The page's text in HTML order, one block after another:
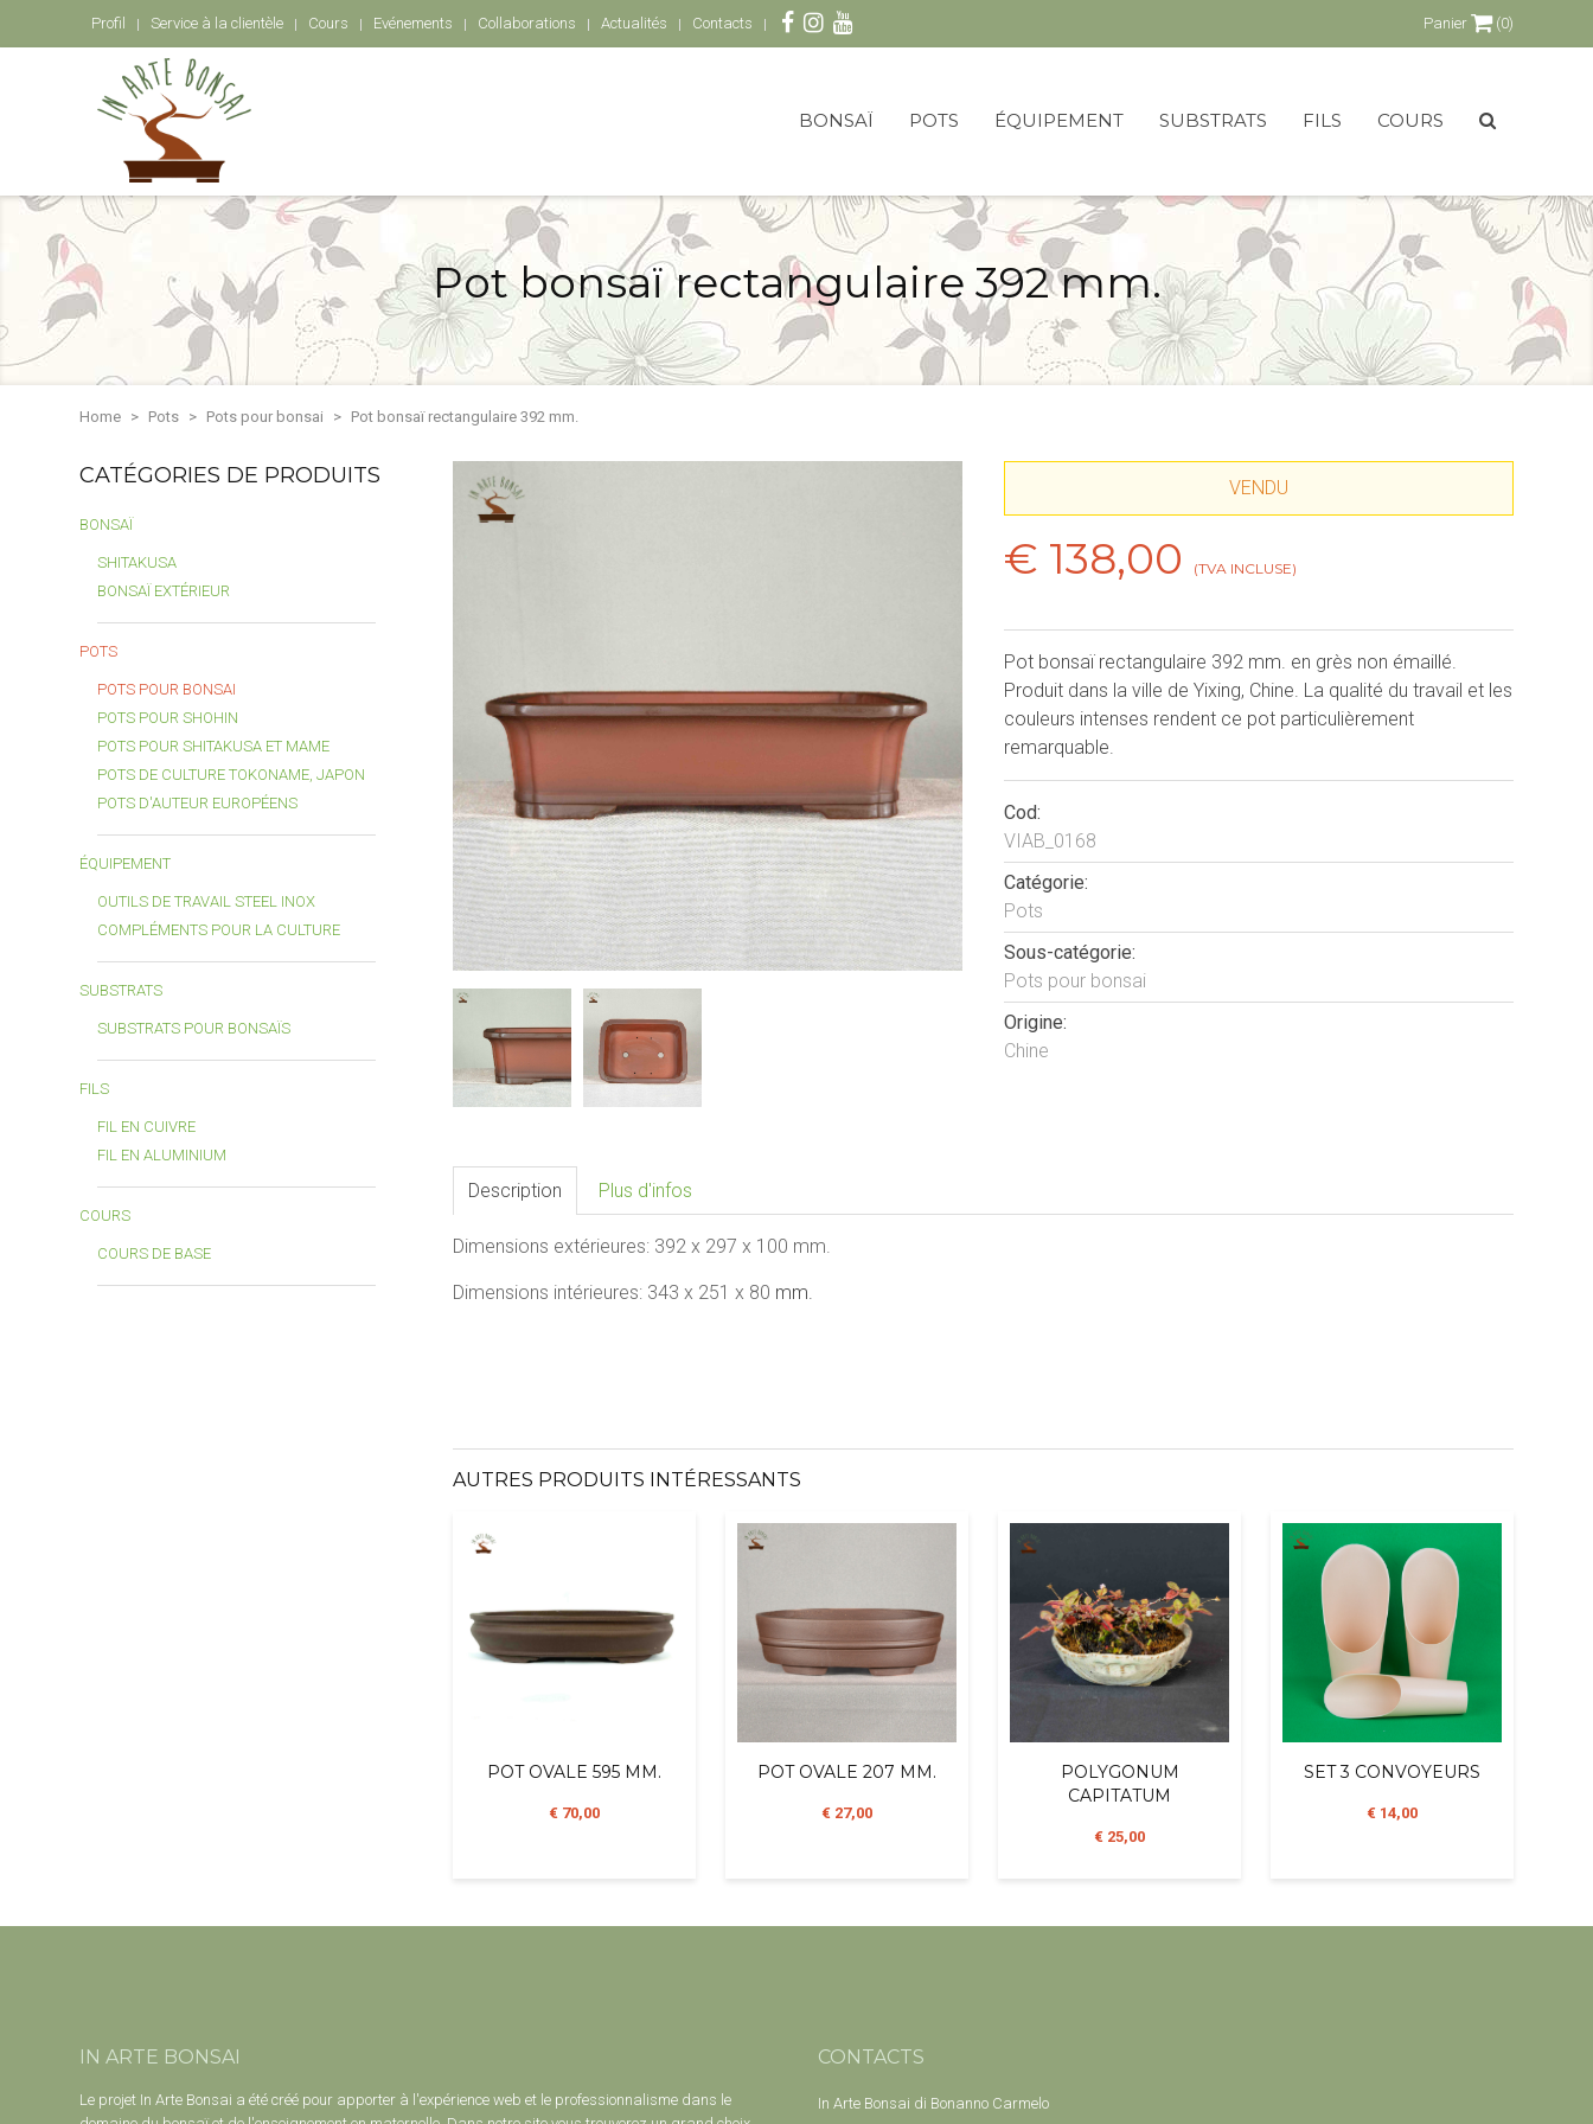
Profil Service à la clientèle Cours Evénements Collaborations Actualités Contacts Panier (0)
BONSAÏ POTS ÉQUIPEMENT SUBSTRATS FILS COURS
Pot bonsaï rectangulaire 392 mm.
Home Pots Pots pour bonsai Pot bonsaï rectangulaire 392 mm.
CATÉGORIES DE PRODUITS
BONSAÏ
SHITAKUSA
BONSAÏ EXTÉRIEUR
POTS
POTS POUR BONSAI
POTS POUR SHOHIN
POTS POUR SHITAKUSA ET MAME
POTS DE CULTURE TOKONAME, JAPON
POTS D'AUTEUR EUROPÉENS
ÉQUIPEMENT
OUTILS DE TRAVAIL STEEL INOX
COMPLÉMENTS POUR LA CULTURE
SUBSTRATS
SUBSTRATS POUR BONSAÏS
FILS
FIL EN CUIVRE
FIL EN ALUMINIUM
COURS
COURS DE BASE
VENDU
€ 138,00 (TVA INCLUSE)
Pot bonsaï rectangulaire 392 mm. en grès non émaillé.
Produit dans la ville de Yixing, Chine. La qualité du travail et les
couleurs intenses rendent ce pot particulièrement
remarquable.
Cod:
VIAB_0168
Catégorie:
Pots
Sous-catégorie:
Pots pour bonsai
Origine:
Chine
Description Plus d'infos
Dimensions extérieures: 392 x 297 x 100 mm.
Dimensions intérieures: 343 x 251 x 80 mm.
AUTRES PRODUITS INTÉRESSANTS
POT OVALE 595 MM.
€ 70,00
POT OVALE 207 MM.
€ 27,00
POLYGONUM
CAPITATUM
€ 25,00
SET 3 CONVOYEURS
€ 14,00
IN ARTE BONSAI
Le projet In Arte Bonsai a été créé pour apporter à l'expérience web et le professionnalisme dans le
CONTACTS
In Arte Bonsai di Bonanno Carmelo